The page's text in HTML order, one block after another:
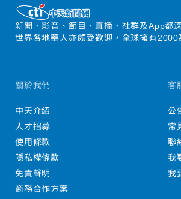
新聞、影音、節目、直播、社群及App都
世界各地華人亦頗受歡迎，全球擁有2000
關於我們
中天介紹
人才招募
使用條款
隱私權條款
免責聲明
商務合作方案
客
公
常
聯
我
我